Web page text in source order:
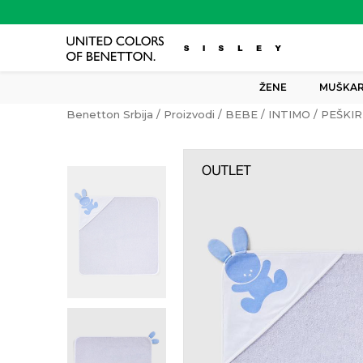
ŽENE
Benetton Srbija Proizvodi BEBE INTIMO